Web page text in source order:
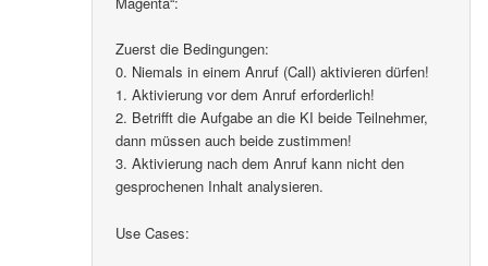
Zuerst die Bedingungen:
0. Niemals in einem Anruf (Call) aktivieren dürfen!
1. Aktivierung vor dem Anruf erforderlich!
2. Betrifft die Aufgabe an die KI beide Teilnehmer,
dann müssen auch beide zustimmen!
3. Aktivierung nach dem Anruf kann nicht den
gesprochenen Inhalt analysieren.
Use Cases: